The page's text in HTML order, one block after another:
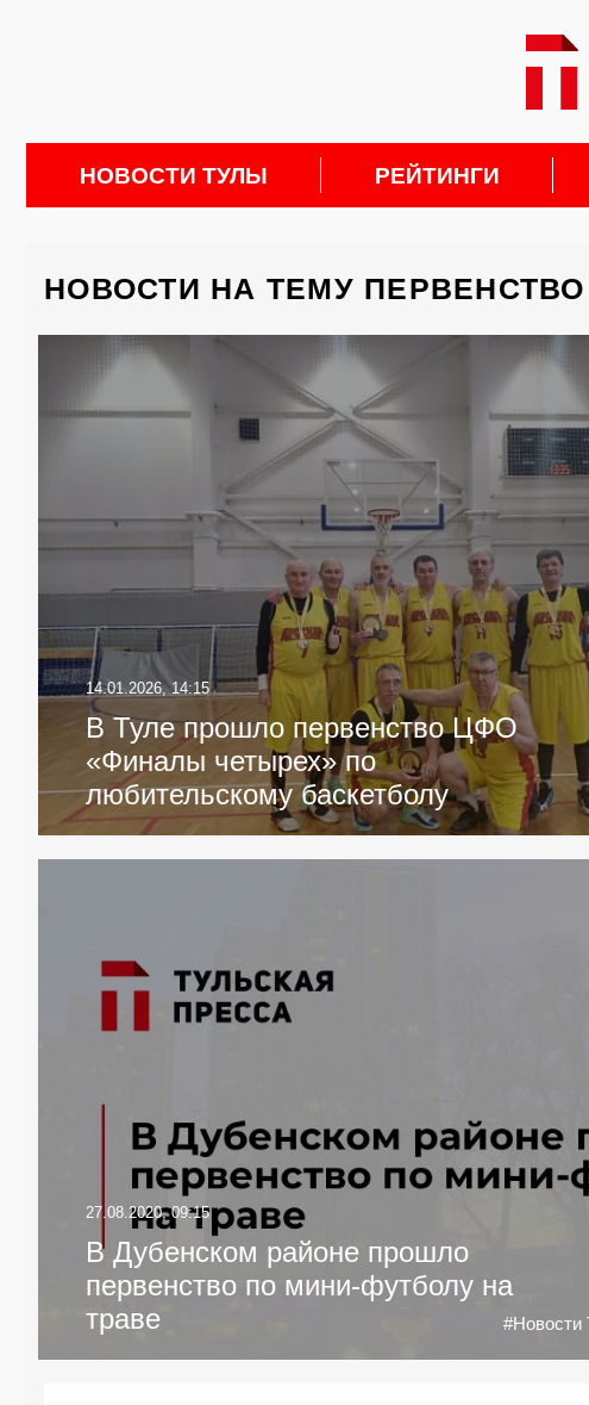
НОВОСТИ ТУЛЫ РЕЙТИНГИ
НОВОСТИ НА ТЕМУ ПЕРВЕНСТВО
14.01.2026, 14:15
В Туле прошло первенство ЦФО
«Финалы четырех» по
любительскому баскетболу
27.08.2020, 09:15
В Дубенском районе прошло
первенство по мини-футболу на
траве
#Новости